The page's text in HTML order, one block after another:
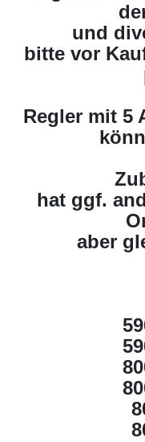
und
bitte vor
Regler mit 5
hat ggf.
aber